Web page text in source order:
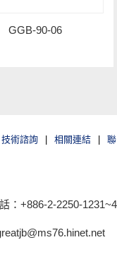
GGB-90-06
技術諮詢 | 相關連結 |
聯
：+886-2-2250-1231~4